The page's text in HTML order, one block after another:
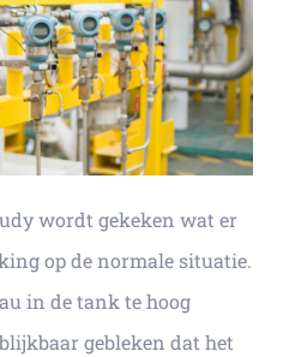
wordt gekeken wat er
op de normale situatie.
in de tank te hoog
gebleken dat het